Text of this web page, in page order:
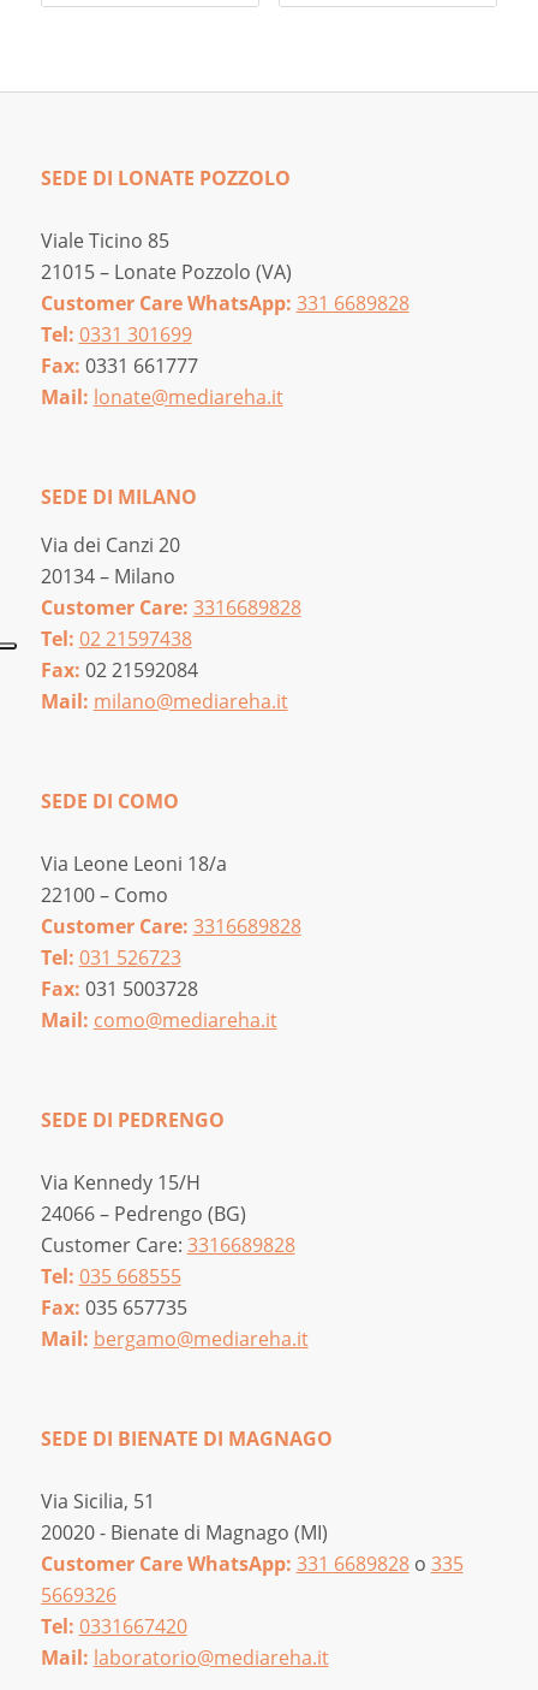
SEDE DI LONATE POZZOLO
Viale Ticino 85
21015 – Lonate Pozzolo (VA)
Customer Care WhatsApp: 331 6689828
Tel: 0331 301699
Fax: 0331 661777
Mail: lonate@mediareha.it
SEDE DI MILANO
Via dei Canzi 20
20134 – Milano
Customer Care: 3316689828
Tel: 02 21597438
Fax: 02 21592084
Mail: milano@mediareha.it
SEDE DI COMO
Via Leone Leoni 18/a
22100 – Como
Customer Care: 3316689828
Tel: 031 526723
Fax: 031 5003728
Mail: como@mediareha.it
SEDE DI PEDRENGO
Via Kennedy 15/H
24066 – Pedrengo (BG)
Customer Care: 3316689828
Tel: 035 668555
Fax: 035 657735
Mail: bergamo@mediareha.it
SEDE DI BIENATE DI MAGNAGO
Via Sicilia, 51
20020 - Bienate di Magnago (MI)
Customer Care WhatsApp: 331 6689828o 335
5669326
Tel: 0331667420
Mail: laboratorio@mediareha.it